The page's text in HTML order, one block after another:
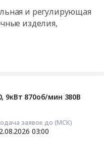
и регулирующая
изделия,
9кВт 870об/мин 380В
заявок до (МСК)
03:00